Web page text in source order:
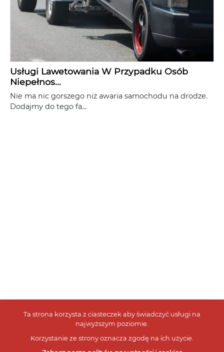
Usługi Lawetowania W Przypadku Osób
Niepełnos...
Nie ma nic gorszego niż awaria samochodu na drodze.
Dodajmy do tego fa...
Ta strona korzysta z ciasteczek aby świadczyć usługi na
najwyższym poziomie.
Korzystanie ze strony oznacza zgodę na ich użycie.